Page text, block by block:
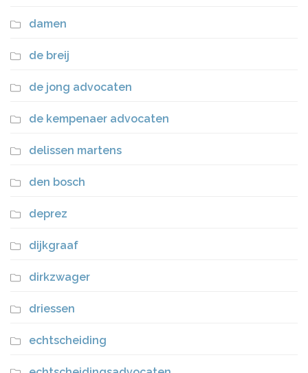
damen
de breij
de jong advocaten
de kempenaer advocaten
delissen martens
den bosch
deprez
dijkgraaf
dirkzwager
driessen
echtscheiding